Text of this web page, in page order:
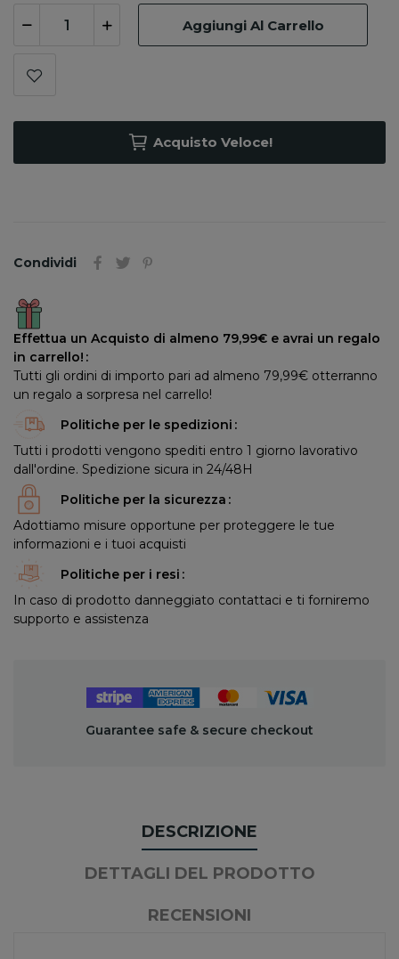
Aggiungi Al Carrello
Acquisto Veloce!
Condividi
Effettua un Acquisto di almeno 79,99€ e avrai un regalo
in carrello!
Tutti gli ordini di importo pari ad almeno 79,99€ otterranno
un regalo a sorpresa nel carrello!
Politiche per le spedizioni
Tutti i prodotti vengono spediti entro 1 giorno lavorativo
dall'ordine. Spedizione sicura in 24/48H
Politiche per la sicurezza
Adottiamo misure opportune per proteggere le tue
informazioni e i tuoi acquisti
Politiche per i resi
In caso di prodotto danneggiato contattaci e ti forniremo
supporto e assistenza
Guarantee safe & secure checkout
DESCRIZIONE
DETTAGLI DEL PRODOTTO
RECENSIONI